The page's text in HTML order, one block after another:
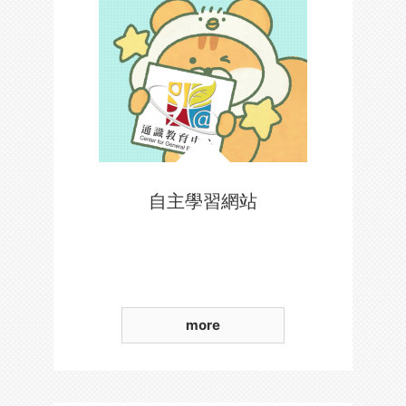
自主學習網站
more